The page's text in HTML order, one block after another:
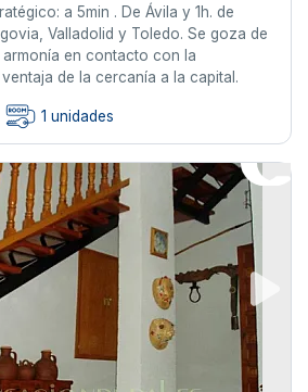
a 5min . De Ávila y 1h. de
Valladolid y Toledo. Se goza de
en contacto con la
de la cercanía a la capital.
1 unidades